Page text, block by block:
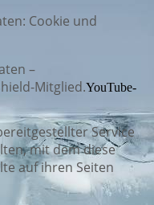
Cookie und
–
Mitglied.YouTube-
Service
mit dem diese
auf ihren Seiten